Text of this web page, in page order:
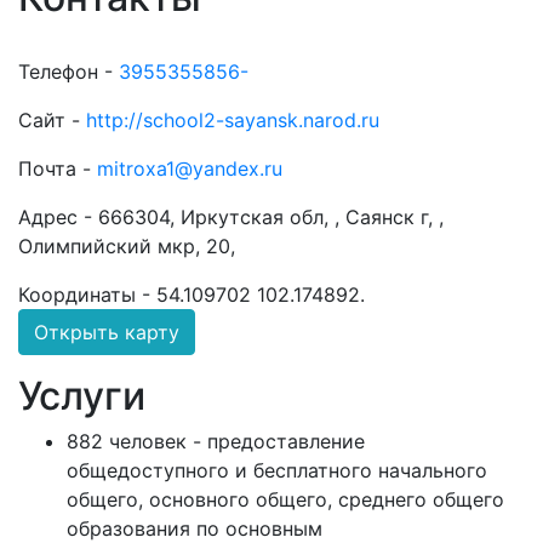
Телефон - 3955355856-
Сайт - http://school2-sayansk.narod.ru
Почта - mitroxa1@yandex.ru
Адрес - 666304, Иркутская обл, , Саянск г, ,
Олимпийский мкр, 20,
Координаты - 54.109702 102.174892.
Открыть карту
Услуги
882 человек - предоставление
общедоступного и бесплатного начального
общего, основного общего, среднего общего
образования по основным